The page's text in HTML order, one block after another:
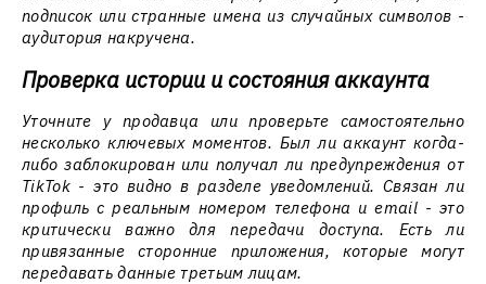
подписок или странные имена из случайных символов -
аудитория накручена.
Проверка истории и состояния аккаунта
Уточните у продавца или проверьте самостоятельно
несколько ключевых моментов. Был ли аккаунт когда-
либо заблокирован или получал ли предупреждения от
TikTok - это видно в разделе уведомлений. Связан ли
профиль с реальным номером телефона и email - это
критически важно для передачи доступа. Есть ли
привязанные сторонние приложения, которые могут
передавать данные третьим лицам.